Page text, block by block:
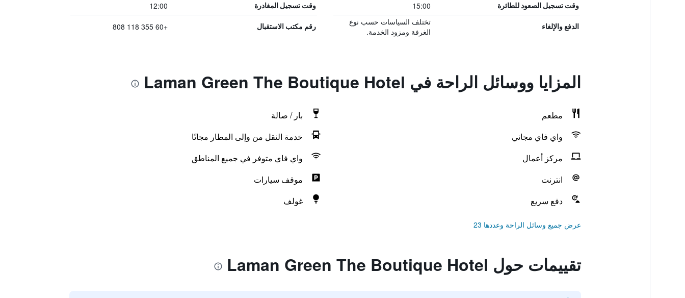
وقت تسجيل الصعود للطائرة 15:00 وقت تسجيل المغادرة 12:00
الدفع والإلغاء
تختلف السياسات حسب نوع
الغرفة ومزود الخدمة.
رقم مكتب الاستقبال +60 355 118 808
المزايا ووسائل الراحة في Laman Green The Boutique Hotel
مطعم
بار / صالة
واي فاي مجاني
خدمة النقل من وإلى المطار مجانًا
مركز أعمال
واي فاي متوفر في جميع المناطق
انترنت
موقف سيارات
دفع سريع
غولف
عرض جميع وسائل الراحة وعددها 23
تقييمات حول Laman Green The Boutique Hotel